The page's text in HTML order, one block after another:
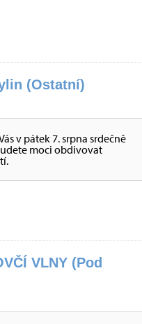
(Ostatní)
v pátek 7. srpna srdečně
moci obdivovat
VLNY (Pod